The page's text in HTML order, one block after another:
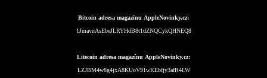
Bitcoin adresa magazínu AppleNovinky.cz:
1JmavnAsEbeJLRYHdB8t1dZNQCykQHNEQ8
Litecoin adresa magazínu AppleNovinky.cz:
LZJBM4w8g4jxA8KUoV91wKEbfjy3afR4LW